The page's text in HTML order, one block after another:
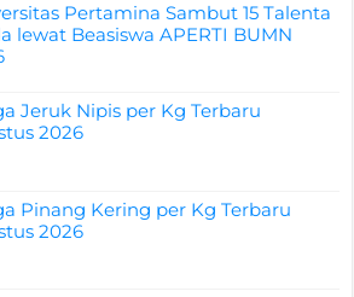
Pertamina Sambut 15 Talenta
lewat Beasiswa APERTI BUMN
Jeruk Nipis per Kg Terbaru
2026
Pinang Kering per Kg Terbaru
2026